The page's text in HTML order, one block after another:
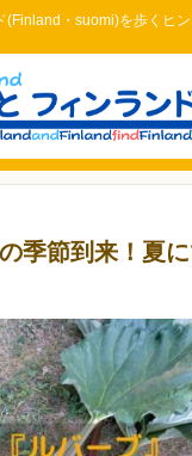
(Finland・suomi)を歩くヒ
の季節到来！夏